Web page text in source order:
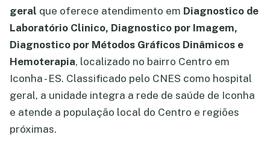
geral que oferece atendimento em Diagnostico de
Laboratório Clinico, Diagnostico por Imagem,
Diagnostico por Métodos Gráficos Dinâmicos e
Hemoterapia, localizado no bairro Centro em
Iconha - ES. Classificado pelo CNES como hospital
geral, a unidade integra a rede de saúde de Iconha
e atende a população local do Centro e regiões
próximas.